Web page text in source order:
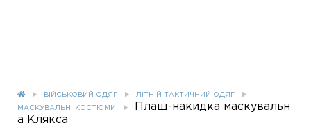
ВІЙСЬКОВИЙ ОДЯГ ЛІТНІЙ ТАКТИЧНИЙ ОДЯГ
МАСКУВАЛЬНІ КОСТЮМИ
Плащ-накидка маскувальн
а Клякса